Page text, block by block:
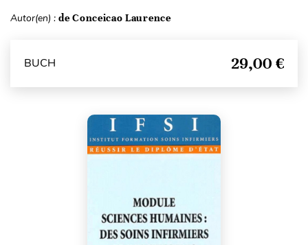
Autor(en) : de Conceicao Laurence
BUCH 29,00 €